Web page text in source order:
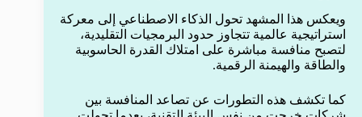
ويعكس هذا المشهد تحول الذكاء الاصطناعي إلى معركة
استراتيجية عالمية تتجاوز حدود البرمجيات التقليدية،
لتصبح منافسة مباشرة على امتلاك القدرة الحاسوبية
والطاقة والهيمنة الرقمية.
كما تكشف هذه التطورات عن تصاعد المنافسة بين